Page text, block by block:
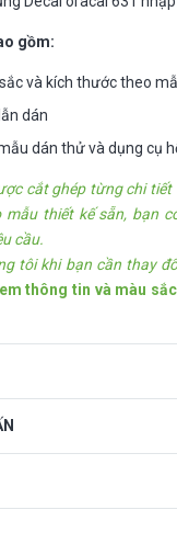
gồm:
và kích thước theo
dán
dán thử và dụng cụ
cắt ghép từng chi
mẫu thiết kế sẵn, bạn
cầu.
tôi khi bạn cần thay
thông tin và màu